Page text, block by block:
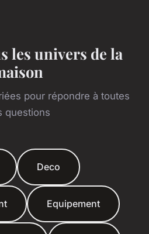
les univers de la
pour répondre à toutes
questions
Deco
Equipement